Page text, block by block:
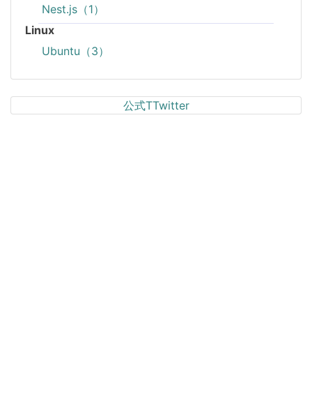
Nest.js（1）
Linux
Ubuntu（3）
公式TTwitter